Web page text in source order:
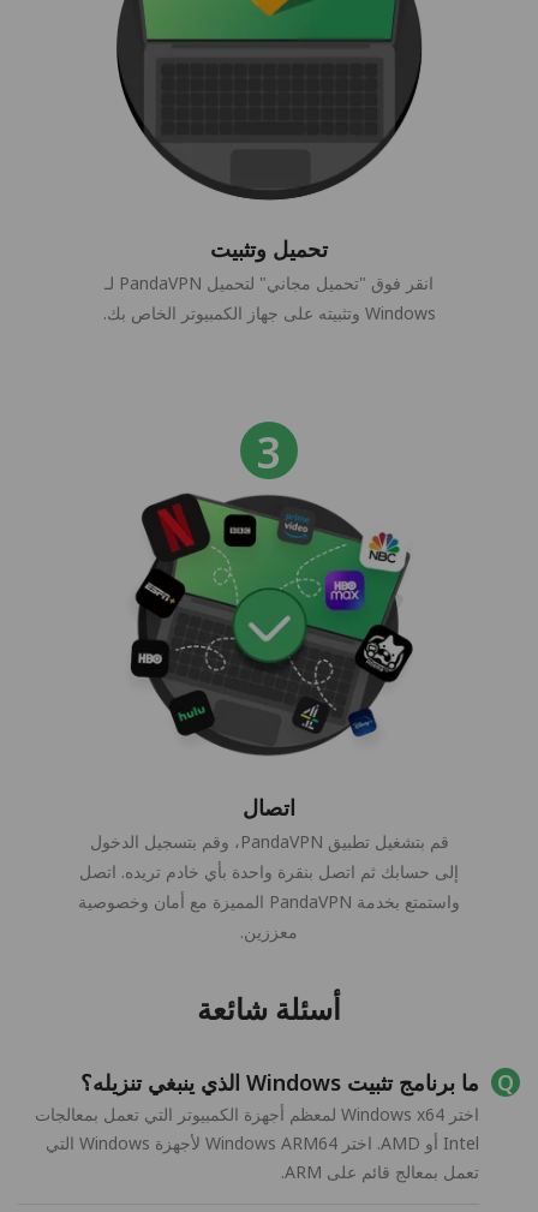
تحميل وتثبيت
انقر فوق "تحميل مجاني" لتحميل PandaVPN لـ
Windows وتثبيته على جهاز الكمبيوتر الخاص بك.
اتصال
قم بتشغيل تطبيق PandaVPN، وقم بتسجيل الدخول
إلى حسابك ثم اتصل بنقرة واحدة بأي خادم تريده. اتصل
واستمتع بخدمة PandaVPN المميزة مع أمان وخصوصية
معززين.
أسئلة شائعة
ما برنامج تثبيت Windows الذي ينبغي تنزيله؟
اختر Windows x64 لمعظم أجهزة الكمبيوتر التي تعمل بمعالجات
Intel أو AMD. اختر Windows ARM64 لأجهزة Windows التي
تعمل بمعالج قائم على ARM.